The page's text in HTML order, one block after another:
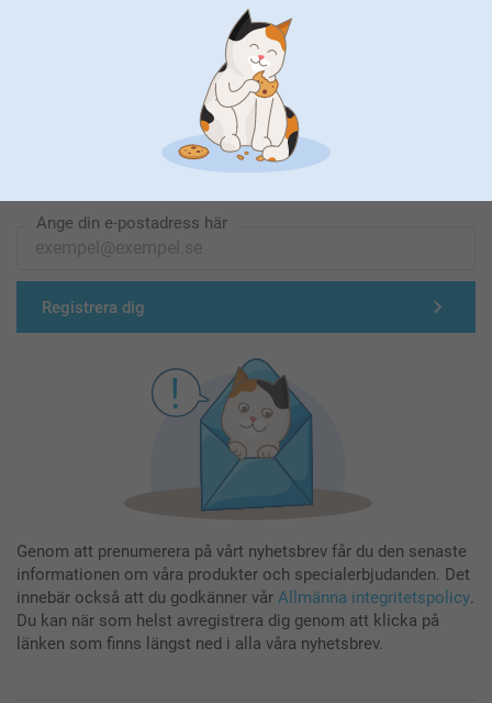
Förstklassig kundservice
Ange din e-postadress här
Registrera dig
Genom att prenumerera på vårt nyhetsbrev får du den senaste
informationen om våra produkter och specialerbjudanden. Det
innebär också att du godkänner vår Allmänna integritetspolicy.
Du kan när som helst avregistrera dig genom att klicka på
länken som finns längst ned i alla våra nyhetsbrev.